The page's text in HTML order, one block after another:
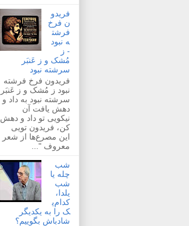
فریدو
ن فرخ
فرشت
ه نبود
- ز
مُشک و ز عَنبَر
سرشته نبود
فریدون فرخ فرشته
نبود ز مُشک و ز عَنبَر
سرشته نبود به داد و
دهش یافت آن
نیکویی تو داد و دهش
کن، فریدون تویی
این مصرع‌ها از شعر
معروف "...
شب
چله یا
شب
یلدا،
کدام‌ی
ک را به یکدیگر
شادباش بگوییم؟